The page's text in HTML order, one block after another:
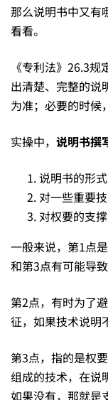
超
出
你
的
想
象
那么说明书中又有
看看。
《专利法》26.3规
出清楚、完整的说
为准；必要的时候
实操中， 说明书撰
说明书的形
对一些重要
对权要的支
一般来说，第1点
和第3点有可能导
第2点，有时为了
征，如果技术说明
第3点，指的是权
组成的技术，在说
如果没有，那就是